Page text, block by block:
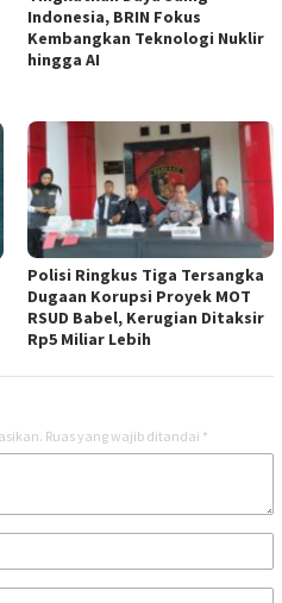
Indonesia, BRIN Fokus
Kembangkan Teknologi Nuklir
hingga AI
Polisi Ringkus Tiga Tersangka
Dugaan Korupsi Proyek MOT
RSUD Babel, Kerugian Ditaksir
Rp5 Miliar Lebih
Ruas yang wajib ditandai *